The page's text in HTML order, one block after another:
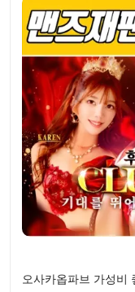
오사카옵파브 가성비